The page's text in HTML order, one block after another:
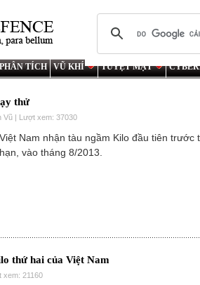
PHÂN TÍCH VŨ KHÍ TUYỆT MẬT
thử
Vũ | Lượt xem: 37030
Việt Nam nhận tàu ngầm Kilo đầu tiên trước
hạn, vào tháng 8/2013.
thứ hai của Việt Nam
xem: 21160